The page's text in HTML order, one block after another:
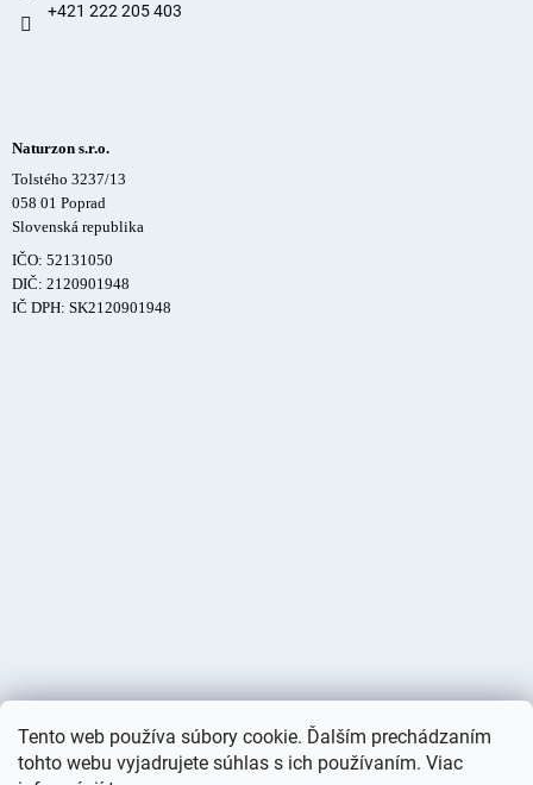
Tento web používa súbory cookie. Ďalším prechádzaním
tohto webu vyjadrujete súhlas s ich používaním. Viac
+421 222 205 403
Naturzon s.r.o.
Tolstého 3237/13
058 01 Poprad
Slovenská republika
IČO: 52131050
DIČ: 2120901948
IČ DPH: SK2120901948